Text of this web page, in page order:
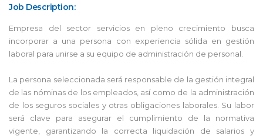
Job Description:
Empresa del sector servicios en pleno crecimiento busca
incorporar a una persona con experiencia sólida en gestión
laboral para unirse a su equipo de administración de personal.
La persona seleccionada será responsable de la gestión integral
de las nóminas de los empleados, así como de la administración
de los seguros sociales y otras obligaciones laborales. Su labor
será clave para asegurar el cumplimiento de la normativa
vigente, garantizando la correcta liquidación de salarios y